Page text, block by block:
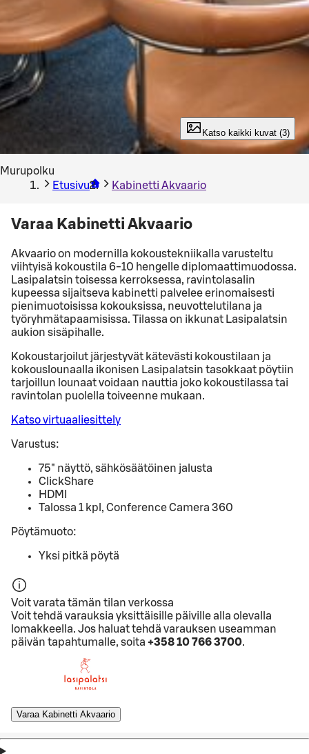
Katso kaikki kuvat (3)
Murupolku
Etusivu
Kabinetti Akvaario
Varaa Kabinetti Akvaario
Akvaario on modernilla kokoustekniikalla varusteltu
viihtyisä kokoustila 6-10 hengelle diplomaattimuodossa.
Lasipalatsin toisessa kerroksessa, ravintolasalin
kupeessa sijaitseva kabinetti palvelee erinomaisesti
pienimuotoisissa kokouksissa, neuvottelutilana ja
työryhmätapaamisissa. Tilassa on ikkunat Lasipalatsin
aukion sisäpihalle.
Kokoustarjoilut järjestyvät kätevästi kokoustilaan ja
kokouslounaalla ikonisen Lasipalatsin tasokkaat pöytiin
tarjoillun lounaat voidaan nauttia joko kokoustilassa tai
ravintolan puolella toiveenne mukaan.
Katso virtuaaliesittely
Varustus:
75" näyttö, sähkösäätöinen jalusta
ClickShare
HDMI
Talossa 1 kpl, Conference Camera 360
Pöytämuoto:
Yksi pitkä pöytä
Voit varata tämän tilan verkossa
Voit tehdä varauksia yksittäisille päiville alla olevalla
lomakkeella. Jos haluat tehdä varauksen useamman
päivän tapahtumalle, soita +358 10 766 3700.
Varaa Kabinetti Akvaario